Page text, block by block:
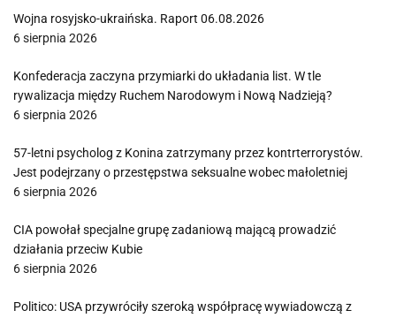
Wojna rosyjsko-ukraińska. Raport 06.08.2026
6 sierpnia 2026
Konfederacja zaczyna przymiarki do układania list. W tle
rywalizacja między Ruchem Narodowym i Nową Nadzieją?
6 sierpnia 2026
57-letni psycholog z Konina zatrzymany przez kontrterrorystów.
Jest podejrzany o przestępstwa seksualne wobec małoletniej
6 sierpnia 2026
CIA powołał specjalne grupę zadaniową mającą prowadzić
działania przeciw Kubie
6 sierpnia 2026
Politico: USA przywróciły szeroką współpracę wywiadowczą z